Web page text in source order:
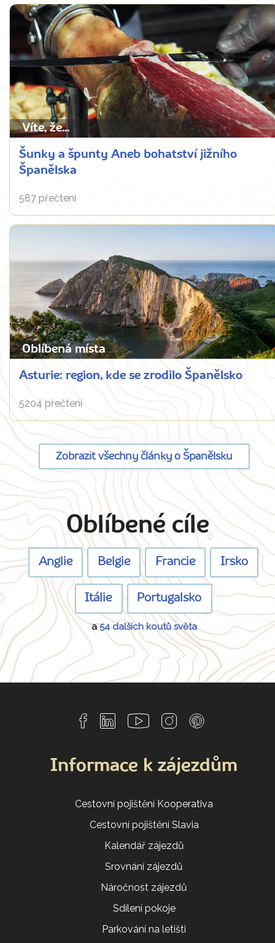
Víte, že...
Šunky a špunty Aneb bohatství jižního
Španělska
587 přečtení
Oblíbená místa
Asturie: region, kde se zrodilo Španělsko
5204 přečtení
Zobrazit všechny články o Španělsku
Oblíbené cíle
Anglie Belgie Francie Irsko
Itálie Portugalsko
a54 dalších koutů světa
Informace k zájezdům
Cestovní pojištění Kooperativa
Cestovní pojištění Slavia
Kalendář zájezdů
Srovnání zájezdů
Náročnost zájezdů
Sdílení pokoje
Parkování na letišti